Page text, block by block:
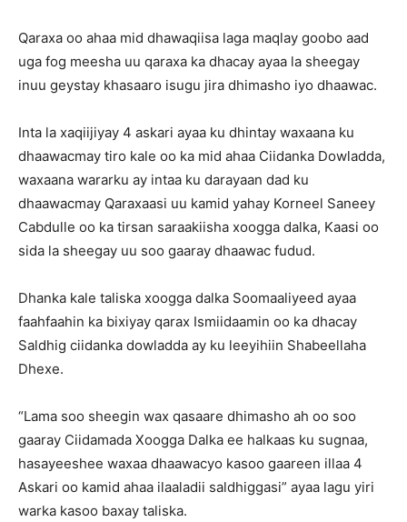
Qaraxa oo ahaa mid dhawaqiisa laga maqlay goobo aad
uga fog meesha uu qaraxa ka dhacay ayaa la sheegay
inuu geystay khasaaro isugu jira dhimasho iyo dhaawac.
Inta la xaqiijiyay 4 askari ayaa ku dhintay waxaana ku
dhaawacmay tiro kale oo ka mid ahaa Ciidanka Dowladda,
waxaana wararku ay intaa ku darayaan dad ku
dhaawacmay Qaraxaasi uu kamid yahay Korneel Saneey
Cabdulle oo ka tirsan saraakiisha xoogga dalka, Kaasi oo
sida la sheegay uu soo gaaray dhaawac fudud.
Dhanka kale taliska xoogga dalka Soomaaliyeed ayaa
faahfaahin ka bixiyay qarax Ismiidaamin oo ka dhacay
Saldhig ciidanka dowladda ay ku leeyihiin Shabeellaha
Dhexe.
“Lama soo sheegin wax qasaare dhimasho ah oo soo
gaaray Ciidamada Xoogga Dalka ee halkaas ku sugnaa,
hasayeeshee waxaa dhaawacyo kasoo gaareen illaa 4
Askari oo kamid ahaa ilaaladii saldhiggasi” ayaa lagu yiri
warka kasoo baxay taliska.